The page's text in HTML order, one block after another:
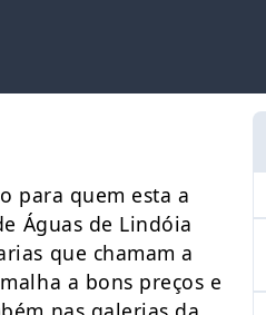
para quem esta a
Águas de Lindóia
que chamam a
a bons preços e